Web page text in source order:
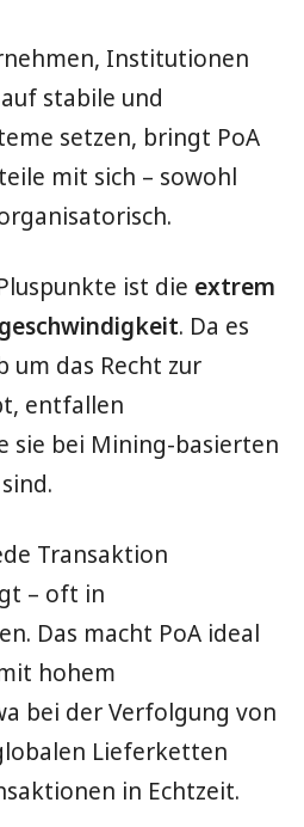
Institutionen
stabile und
setzen, bringt PoA
mit sich – sowohl
ist die extrem
. Da es
um das Recht zur
entfallen
sie bei Mining-basierten
Transaktion
– oft in
Das macht PoA ideal
hohem
bei der Verfolgung von
Lieferketten
in Echtzeit.